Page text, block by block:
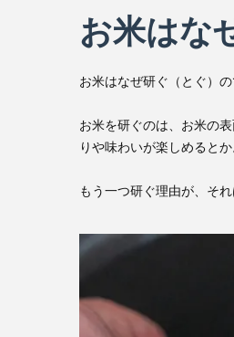
お米はな
お米はなぜ研ぐ（とぐ）
お米を研ぐのは、お米の
りや味わいが楽しめるとか
もう一つ研ぐ理由が、そ